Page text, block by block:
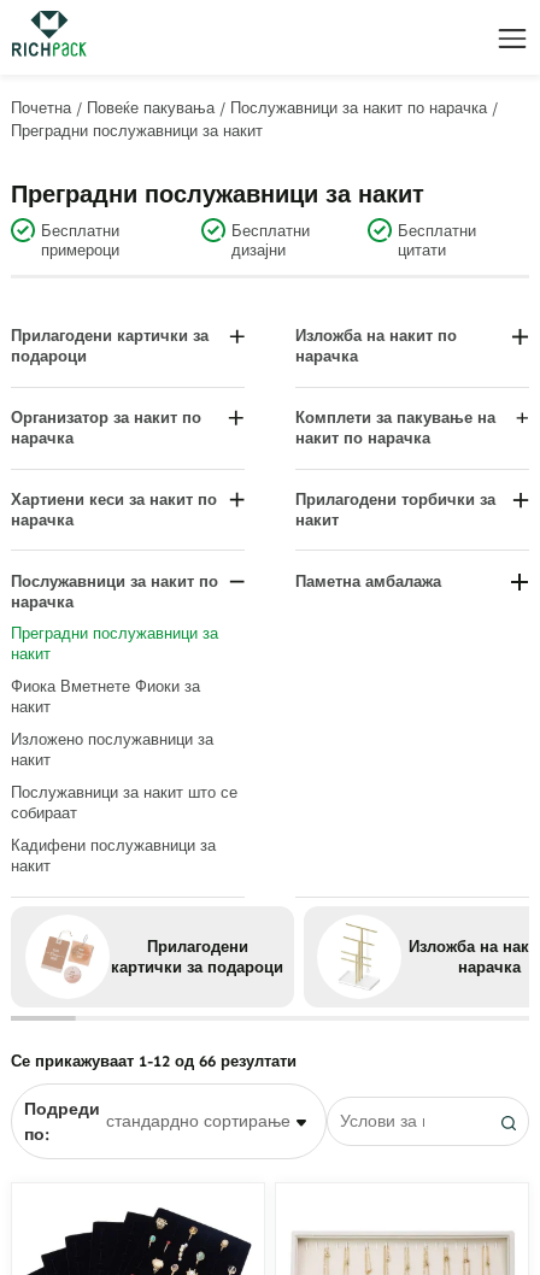
Почетна / Повеќе пакувања / Послужавници за накит по нарачка /
Преградни послужавници за накит
Преградни послужавници за накит
Бесплатни
примероци
Бесплатни
дизајни
Бесплатни
цитати
Прилагодени картички за
подароци
Ознаки за роденден и
Висечки картички за
Ознаки за одмор и свадба
Картички за приказ на накит
Персонализирани ознаки за
подароци
Изложба на накит по
нарачка
Екран на нараквица/ангина
Сетови за приказ
Прикази на обетки
Прикази на ѓердан
Прикажува приврзок
Прикажува прстен
Организатор за накит по
нарачка
Изложби за накит на шалтер
Организатори на фиоки
Организатори за висечки накит
Преносливи организатори на
накит
Комплети за пакување на
накит по нарачка
Хартиени кеси за накит по
нарачка
По тип на рачка
По материјал или облога
според големината на
Прилагодени торбички за
накит
По материјал
По употреба
Послужавници за накит по
нарачка
Преградни послужавници за
накит
Фиока Вметнете Фиоки за
накит
Изложено послужавници за
накит
Послужавници за накит што се
собираат
Кадифени послужавници за
накит
Паметна амбалажа
Прилагодени
картички за подароци
Изложба на
нарачка
Се прикажуваат 1-12 од 66 резултати
Подреди
по: